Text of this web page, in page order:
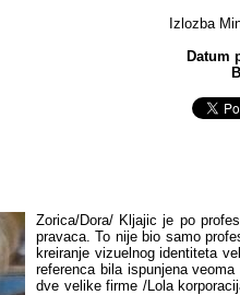
Izlozba
Datum
Zorica/Dora/ Kljajic je po
pravaca. To nije bio samo
kreiranje vizuelnog identiteta
referenca bila ispunjena
dve velike firme /Lola